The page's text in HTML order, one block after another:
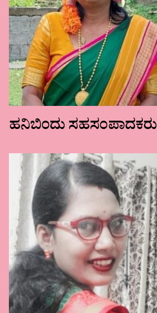
ಹನಿಬಿಂದು ಸಹಸಂಪಾದಕರು